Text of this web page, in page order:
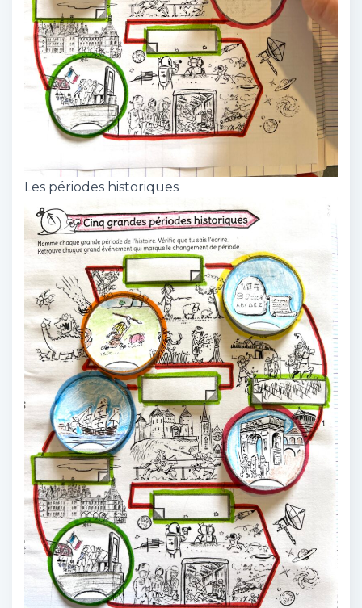
Les périodes historiques